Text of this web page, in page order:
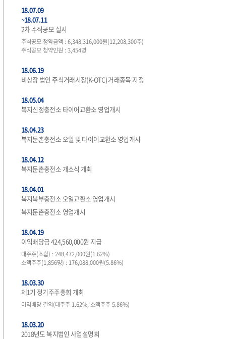
18.07.09
~18.07.11
2차 주식공모 실시
주식공모 청약금액 : 6,348,316,000원(12,208,300주)
주식공모 청약인원 : 3,454명
18.06.19
비상장 법인 주식거래시장(K-OTC) 거래종목 지정
18.05.04
복지신정충전소 타이어교환소 영업개시
18.04.23
복지둔촌충전소 오일 및 타이어교환소 영업개시
18.04.12
복지둔촌충전소 개소식 개최
18.04.01
복지북부충전소 오일교환소 영업개시
복지둔촌충전소 영업개시
18.04.19
이익배당금 424,560,000원 지급
대주주(조합) : 248,472,000원(1.62%)
소액주주(1,856명) : 176,088,000원(5.86%)
18.03.30
제1기 정기주주총회 개최
이익배당 결의(대주주 1.62%, 소액주주 5.86%)
18.03.20
2018년도 복지법인 사업설명회